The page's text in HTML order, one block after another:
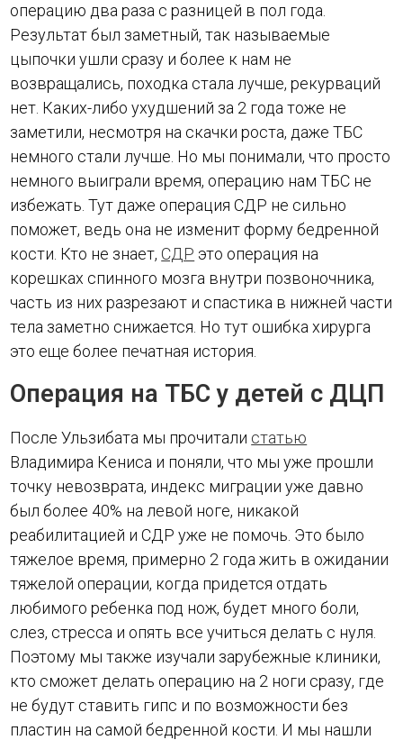
операцию два раза с разницей в пол года.
Результат был заметный, так называемые
цыпочки ушли сразу и более к нам не
возвращались, походка стала лучше, рекурваций
нет. Каких-либо ухудшений за 2 года тоже не
заметили, несмотря на скачки роста, даже ТБС
немного стали лучше. Но мы понимали, что просто
немного выиграли время, операцию нам ТБС не
избежать. Тут даже операция СДР не сильно
поможет, ведь она не изменит форму бедренной
кости. Кто не знает, СДР это операция на
корешках спинного мозга внутри позвоночника,
часть из них разрезают и спастика в нижней части
тела заметно снижается. Но тут ошибка хирурга
это еще более печатная история.
Операция на ТБС у детей с ДЦП
После Ульзибата мы прочитали статью
Владимира Кениса и поняли, что мы уже прошли
точку невозврата, индекс миграции уже давно
был более 40% на левой ноге, никакой
реабилитацией и СДР уже не помочь. Это было
тяжелое время, примерно 2 года жить в ожидании
тяжелой операции, когда придется отдать
любимого ребенка под нож, будет много боли,
слез, стресса и опять все учиться делать с нуля.
Поэтому мы также изучали зарубежные клиники,
кто сможет делать операцию на 2 ноги сразу, где
не будут ставить гипс и по возможности без
пластин на самой бедренной кости. И мы нашли